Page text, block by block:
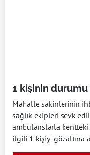
1 kişinin durumu
Mahalle sakinlerinin
sağlık ekipleri sevk
ambulanslarla kentteki
ilgili 1 kişiyi gözaltına